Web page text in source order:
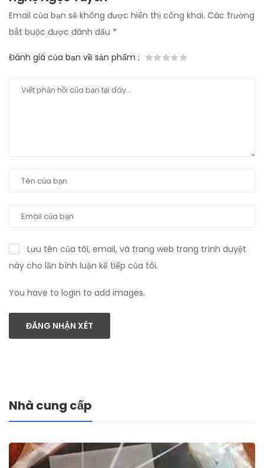
Email của bạn sẽ không được hiển thị công khai. Các trường
bắt buộc được đánh dấu *
Đánh giá của bạn về sản phẩm :
Lưu tên của tôi, email, và trang web trong trình duyệt
này cho lần bình luận kế tiếp của tôi.
You have to login to add images.
ĐĂNG NHẬN XÉT
Nhà cung cấp